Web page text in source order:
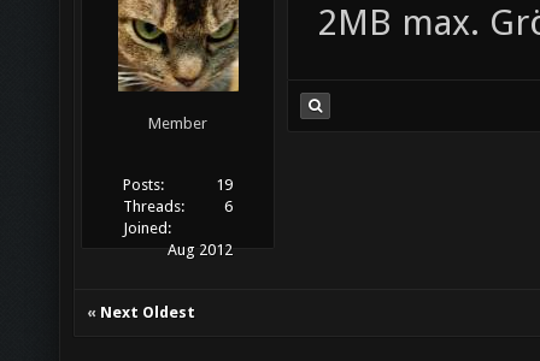
Member
Posts:
19
Threads:
6
Joined:
Aug 2012
2MB max.
« Next Oldest